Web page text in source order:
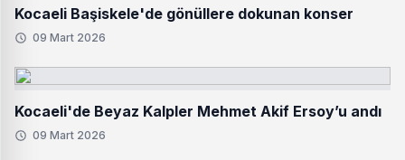
Kocaeli Başiskele'de gönüllere dokunan konser
09 Mart 2026
Kocaeli'de Beyaz Kalpler Mehmet Akif Ersoy’u andı
09 Mart 2026